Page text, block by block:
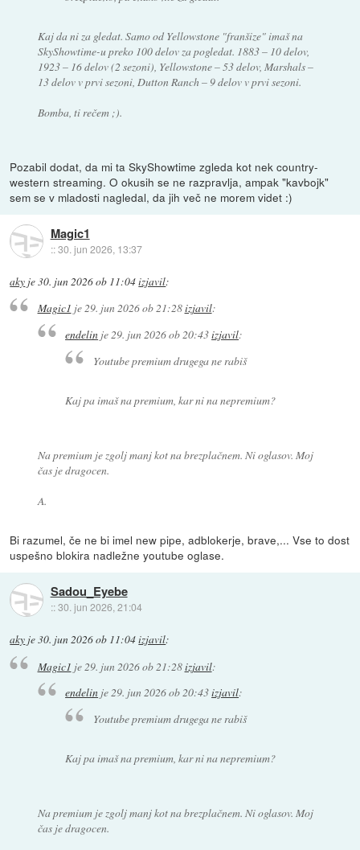
Kaj da ni za gledat. Samo od Yellowstone "franšize" imaš na
SkyShowtime-u preko 100 delov za pogledat. 1883 – 10 delov,
1923 – 16 delov (2 sezoni), Yellowstone – 53 delov, Marshals –
13 delov v prvi sezoni, Dutton Ranch – 9 delov v prvi sezoni.
Bomba, ti rečem ;).
Pozabil dodat, da mi ta SkyShowtime zgleda kot nek country-
western streaming. O okusih se ne razpravlja, ampak "kavbojk"
sem se v mladosti nagledal, da jih več ne morem videt :)
Magic1
::30. jun 2026, 13:37
aky je30. jun 2026 ob 11:04izjavil:
Magic1 je29. jun 2026 ob 21:28izjavil:
endelin je29. jun 2026 ob 20:43izjavil:
Youtube premium drugega ne rabiš
Kaj pa imaš na premium, kar ni na nepremium?
Na premium je zgolj manj kot na brezplačnem. Ni oglasov. Moj
čas je dragocen.
A.
Bi razumel, če ne bi imel new pipe, adblokerje, brave,... Vse to dost
uspešno blokira nadležne youtube oglase.
Sadou_Eyebe
::30. jun 2026, 21:04
aky je30. jun 2026 ob 11:04izjavil:
Magic1 je 29. jun 2026 ob 21:28izjavil:
endelin je29. jun 2026 ob 20:43izjavil:
Youtube premium drugega ne rabiš
Kaj pa imaš na premium, kar ni na nepremium?
Na premium je zgolj manj kot na brezplačnem. Ni oglasov. Moj
čas je dragocen.